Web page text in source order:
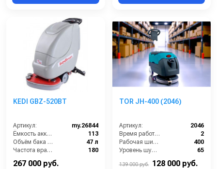
KEDI GBZ-520BT
Артикул:
my.26844
Ёмкость аккумуляторов (Ач):
113
Объём бака для грязной воды (л):
47 л
Частота вращения щетки (об/мин):
180
267 000 руб.
TOR JH-400 (2046)
Артикул:
2046
Время работы (ч):
2
Рабочая ширина щеток (мм):
400
Уровень шума (дБ):
65
1700
139 000 руб. 128 000 руб.